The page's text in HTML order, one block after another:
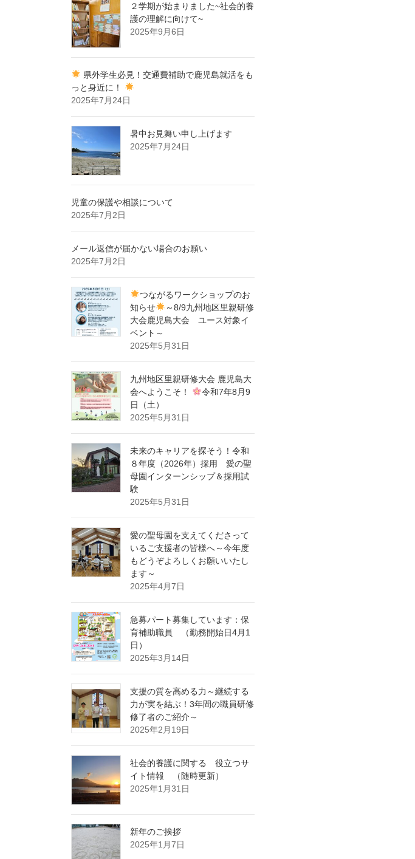
２学期が始まりました~社会的養
護の理解に向けて~
2025年9月6日
県外学生必見！交通費補助で鹿児島就活をも
っと身近に！
2025年7月24日
暑中お見舞い申し上げます
2025年7月24日
児童の保護や相談について
2025年7月2日
メール返信が届かない場合のお願い
2025年7月2日
つながるワークショップのお
知らせ
～8/9九州地区里親研修
大会鹿児島大会 ユース対象イ
ベント～
2025年5月31日
九州地区里親研修大会 鹿児島大
会へようこそ！
令和7年8月9
日（土）
2025年5月31日
未来のキャリアを探そう！令和
８年度（2026年）採用 愛の聖
母園インターンシップ＆採用試
験
2025年5月31日
愛の聖母園を支えてくださって
いるご支援者の皆様へ～今年度
もどうぞよろしくお願いいたし
ます～
2025年4月7日
急募パート募集しています：保
育補助職員 （勤務開始日4月1
日）
2025年3月14日
支援の質を高める力～継続する
力が実を結ぶ！3年間の職員研修
修了者のご紹介～
2025年2月19日
社会的養護に関する 役立つサ
イト情報 （随時更新）
2025年1月31日
新年のご挨拶
2025年1月7日